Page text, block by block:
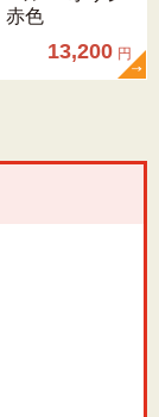
色
13,200 円